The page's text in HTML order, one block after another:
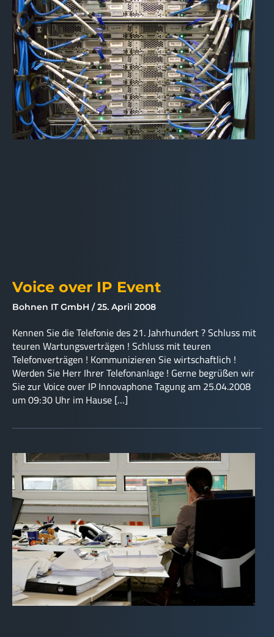
Voice over IP Event
Bohnen IT GmbH 25. April 2008
Kennen Sie die Telefonie des 21. Jahrhundert ? Schluss mit
teuren Wartungsverträgen ! Schluss mit teuren
Telefonverträgen ! Kommunizieren Sie wirtschaftlich !
Werden Sie Herr Ihrer Telefonanlage ! Gerne begrüßen wir
Sie zur Voice over IP Innovaphone Tagung am 25.04.2008
um 09:30 Uhr im Hause […]